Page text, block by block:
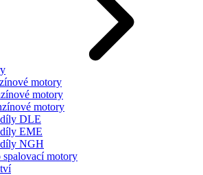
motory
motory
motory
DLE
EME
NGH
motory